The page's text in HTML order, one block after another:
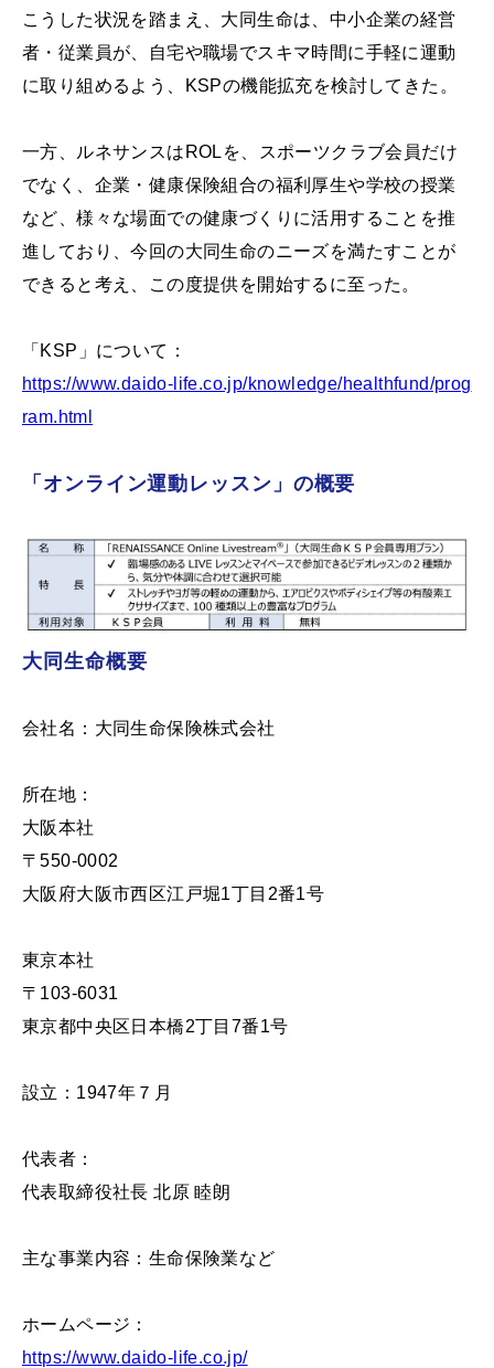
こうした状況を踏まえ、大同生命は、中小企業の経営
者・従業員が、自宅や職場でスキマ時間に手軽に運動
に取り組めるよう、KSPの機能拡充を検討してきた。
一方、ルネサンスはROLを、スポーツクラブ会員だけ
でなく、企業・健康保険組合の福利厚生や学校の授業
など、様々な場面での健康づくりに活用することを推
進しており、今回の大同生命のニーズを満たすことが
できると考え、この度提供を開始するに至った。
「KSP」について：
https://www.daido-life.co.jp/knowledge/healthfund/prog
ram.html
「オンライン運動レッスン」の概要
大同生命概要
会社名：大同生命保険株式会社
所在地：
大阪本社
〒550-0002
大阪府大阪市西区江戸堀1丁目2番1号
東京本社
〒103-6031
東京都中央区日本橋2丁目7番1号
設立：1947年７月
代表者：
代表取締役社長 北原 睦朗
主な事業内容：生命保険業など
ホームページ：
https://www.daido-life.co.jp/